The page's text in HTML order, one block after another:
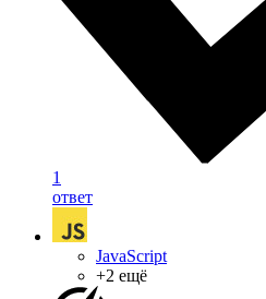
1
ответ
JavaScript
+2 ещё